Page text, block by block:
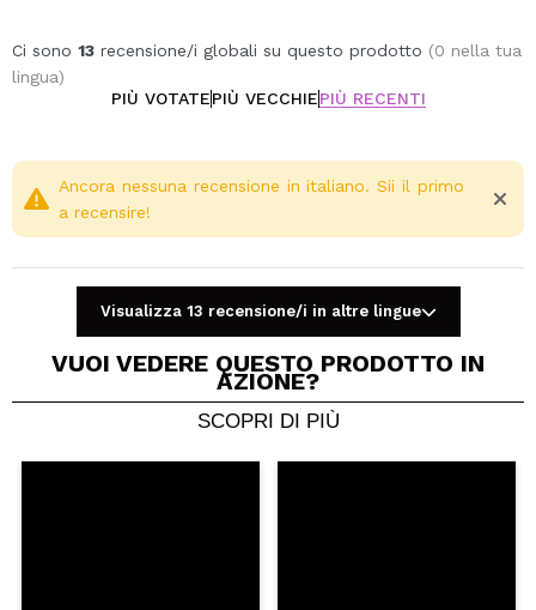
Ci sono 13 recensione/i globali su questo prodotto (0 nella tua
lingua)
PIÙ VOTATEPIÙ VECCHIEPIÙ RECENTI
Condividi un video o una foto
Il tuo video potrebbe essere il primo. Immaginalo...
Ancora nessuna recensione in italiano. Sii il primo
a recensire!
Visualizza 13 recensione/i in altre lingue
VUOI VEDERE QUESTO PRODOTTO IN
AZIONE?
SCOPRI DI PIÙ